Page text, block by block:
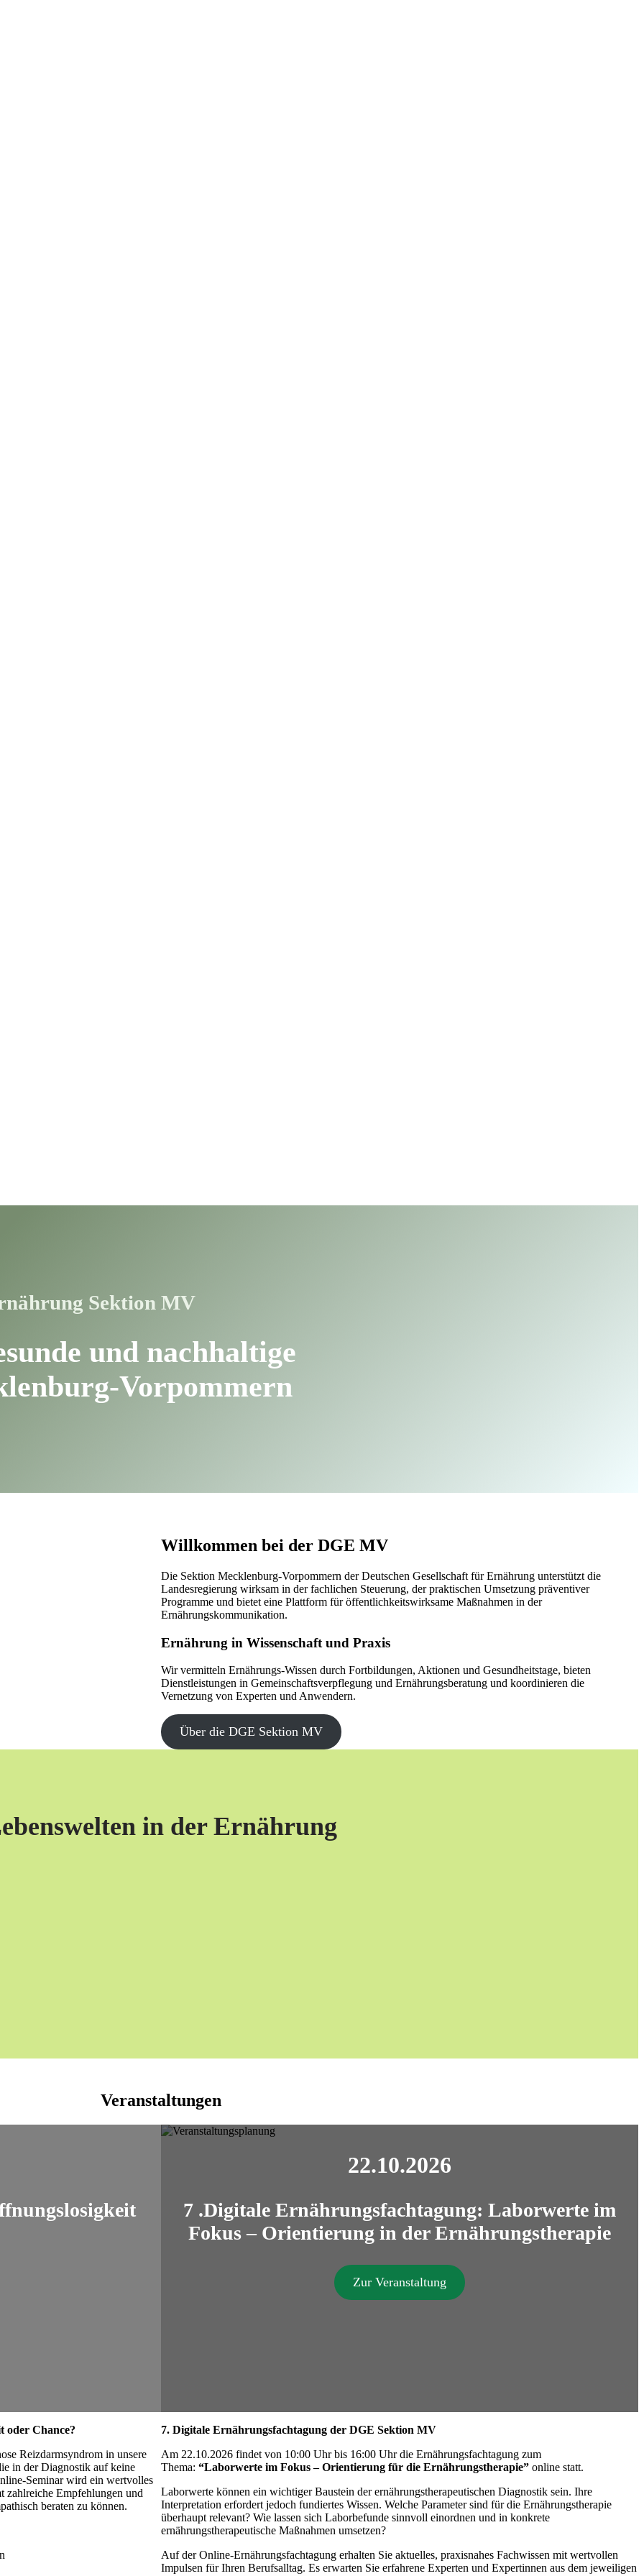
Sektion MV
und nachhaltige
Vorpommern
Willkommen bei der DGE MV
Die Sektion Mecklenburg-Vorpommern der Deutschen Gesellschaft für Ernährung unterstützt die
Landesregierung wirksam in der fachlichen Steuerung, der praktischen Umsetzung präventiver
Programme und bietet eine Plattform für öffentlichkeitswirksame Maßnahmen in der
Ernährungskommunikation.
Ernährung in Wissenschaft und Praxis
Wir vermitteln Ernährungs-Wissen durch Fortbildungen, Aktionen und Gesundheitstage, bieten
Dienstleistungen in Gemeinschaftsverpflegung und Ernährungsberatung und koordinieren die
Vernetzung von Experten und Anwendern.
Über die DGE Sektion MV
in der Ernährung
Veranstaltungen
oder Chance?
Reizdarmsyndrom in unsere
in der Diagnostik auf keine
Seminar wird ein wertvolles
zahlreiche Empfehlungen und
beraten zu können.
22.10.2026
7 .Digitale Ernährungsfachtagung: Laborwerte im
Fokus – Orientierung in der Ernährungstherapie
Zur Veranstaltung
7. Digitale Ernährungsfachtagung der DGE Sektion MV
Am 22.10.2026 findet von 10:00 Uhr bis 16:00 Uhr die Ernährungsfachtagung zum
Thema: “Laborwerte im Fokus – Orientierung für die Ernährungstherapie” online statt.
Laborwerte können ein wichtiger Baustein der ernährungstherapeutischen Diagnostik sein. Ihre
Interpretation erfordert jedoch fundiertes Wissen. Welche Parameter sind für die Ernährungstherapie
überhaupt relevant? Wie lassen sich Laborbefunde sinnvoll einordnen und in konkrete
ernährungstherapeutische Maßnahmen umsetzen?
Auf der Online-Ernährungsfachtagung erhalten Sie aktuelles, praxisnahes Fachwissen mit wertvollen
Impulsen für Ihren Berufsalltag. Es erwarten Sie erfahrene Experten und Expertinnen aus dem jeweiligen